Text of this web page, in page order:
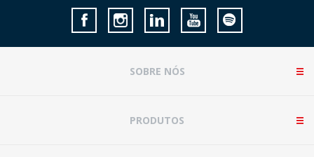
SOBRE NÓS
PRODUTOS